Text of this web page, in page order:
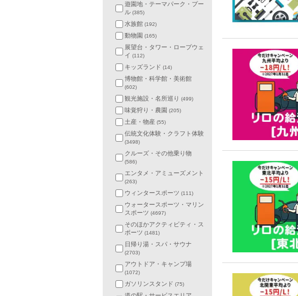
遊園地・テーマパーク・プー
ル (385)
水族館 (192)
動物園 (165)
展望台・タワー・ロープウェ
イ (112)
キッズランド (14)
博物館・科学館・美術館
(602)
観光施設・名所巡り (499)
味覚狩り・農園 (205)
土産・物産 (55)
伝統文化体験・クラフト体験
(3498)
クルーズ・その他乗り物
(586)
エンタメ・アミューズメント
(263)
ウィンタースポーツ (111)
ウォータースポーツ・マリン
スポーツ (4697)
そのほかアクティビティ・ス
ポーツ (1481)
日帰り湯・スパ・サウナ
(2703)
アウトドア・キャンプ場
(1072)
ガソリンスタンド (75)